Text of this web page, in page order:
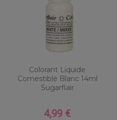
Colorant Liquide
Comestible Blanc 14ml
Sugarflair
Prix
4,99 €